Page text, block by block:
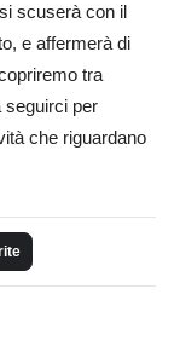
scuserà con il
e affermerà di
tra
seguirci per
che riguardano